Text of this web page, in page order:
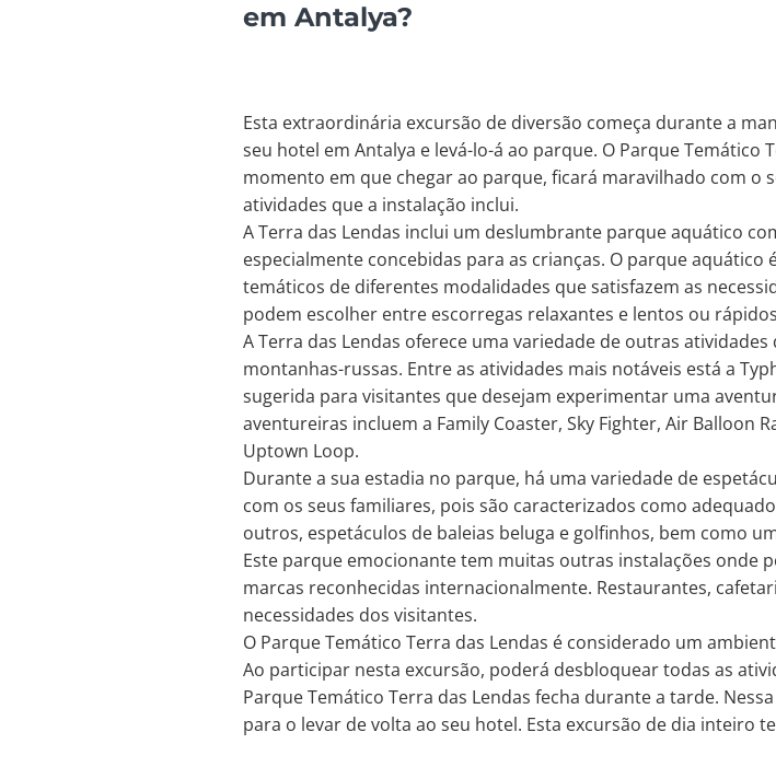
em Antalya?
Esta extraordinária excursão de diversão começa durante a
seu hotel em Antalya e levá-lo-á ao parque. O Parque Temático
momento em que chegar ao parque, ficará maravilhado com o
atividades que a instalação inclui.
A Terra das Lendas inclui um deslumbrante parque aquático
especialmente concebidas para as crianças. O parque
temáticos de diferentes modalidades que satisfazem as
podem escolher entre escorregas relaxantes e lentos ou
A Terra das Lendas oferece uma variedade de outras
montanhas-russas. Entre as atividades mais notáveis está a
sugerida para visitantes que desejam experimentar uma
aventureiras incluem a Family Coaster, Sky Fighter, Air Balloon
Uptown Loop.
Durante a sua estadia no parque, há uma variedade de
com os seus familiares, pois são caracterizados como
outros, espetáculos de baleias beluga e golfinhos, bem como
Este parque emocionante tem muitas outras instalações onde
marcas reconhecidas internacionalmente. Restaurantes,
necessidades dos visitantes.
O Parque Temático Terra das Lendas é considerado um
Ao participar nesta excursão, poderá desbloquear todas as
Parque Temático Terra das Lendas fecha durante a tarde.
para o levar de volta ao seu hotel. Esta excursão de dia inteiro